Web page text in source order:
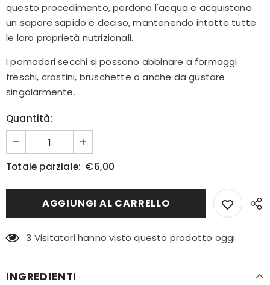
questo procedimento, perdono l'acqua e acquistano
un sapore sapido e deciso, mantenendo intatte tutte
le loro proprietà nutrizionali.
I pomodori secchi si possono abbinare a formaggi
freschi, crostini, bruschette o anche da gustare
singolarmente.
Quantità:
Totale parziale: €6,00
3 Visitatori hanno visto questo prodotto oggi
INGREDIENTI